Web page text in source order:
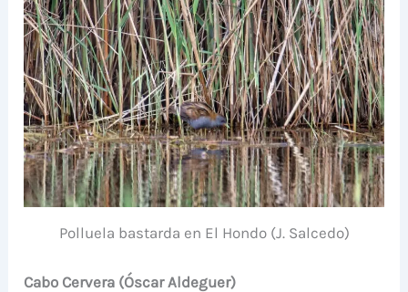
Polluela bastarda en El Hondo (J. Salcedo)
Cabo Cervera (Óscar Aldeguer)